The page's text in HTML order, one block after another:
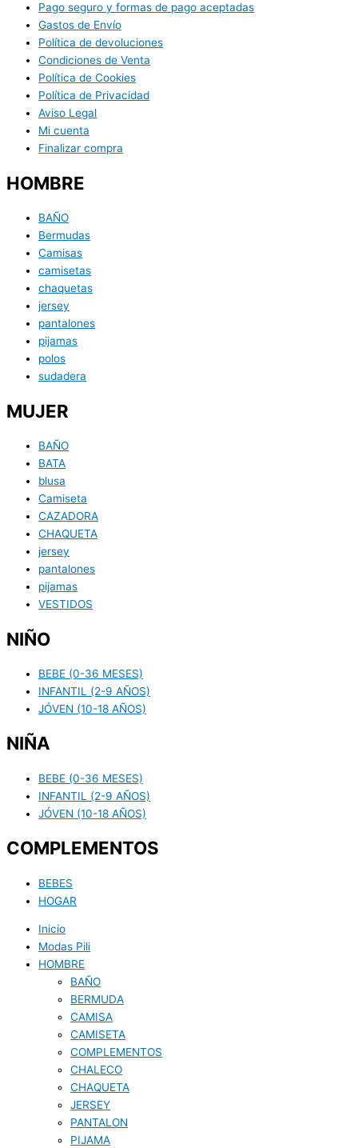
Pago seguro y formas de pago aceptadas
Gastos de Envío
Política de devoluciones
Condiciones de Venta
Política de Cookies
Política de Privacidad
Aviso Legal
Mi cuenta
Finalizar compra
HOMBRE
BAÑO
Bermudas
Camisas
camisetas
chaquetas
jersey
pantalones
pijamas
polos
sudadera
MUJER
BAÑO
BATA
blusa
Camiseta
CAZADORA
CHAQUETA
jersey
pantalones
pijamas
VESTIDOS
NIÑO
BEBE (0-36 MESES)
INFANTIL (2-9 AÑOS)
JÓVEN (10-18 AÑOS)
NIÑA
BEBE (0-36 MESES)
INFANTIL (2-9 AÑOS)
JÓVEN (10-18 AÑOS)
COMPLEMENTOS
BEBES
HOGAR
Inicio
Modas Pili
HOMBRE
BAÑO
BERMUDA
CAMISA
CAMISETA
COMPLEMENTOS
CHALECO
CHAQUETA
JERSEY
PANTALON
PIJAMA